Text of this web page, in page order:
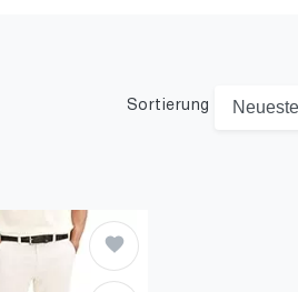
Sortierung